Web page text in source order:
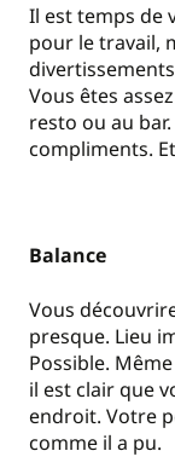
Il est temps de
pour le travail,
Vous êtes
resto ou au
compliments.
Balance
Vous
presque. Lieu
Possible.
il est clair que
endroit. Votre
comme il a pu.